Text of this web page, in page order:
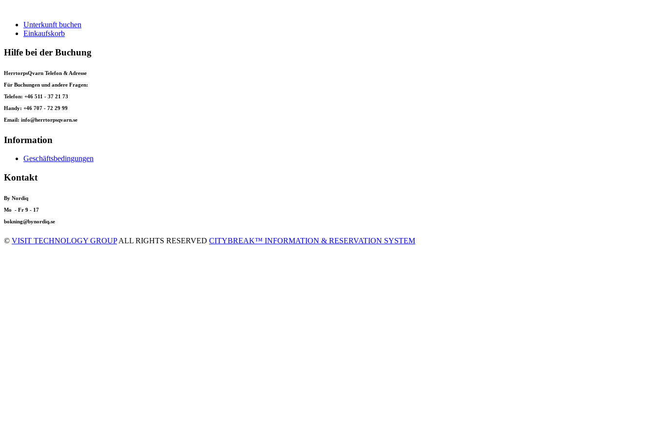
Unterkunft buchen
Einkaufskorb
Hilfe bei der Buchung
HerrtorpsQvarn Telefon & Adresse
Für Buchungen und andere Fragen:
Telefon: +46 511 - 37 21 73
Handy: +46 707 - 72 29 99
Email: info@herrtorpsqvarn.se
Information
Geschäftsbedingungen
Kontakt
By Nordiq
Mo - Fr 9 - 17
bokning@bynordiq.se
© VISIT TECHNOLOGY GROUPALL RIGHTS RESERVED CITYBREAK™ INFORMATION & RESERVATION SYSTEM